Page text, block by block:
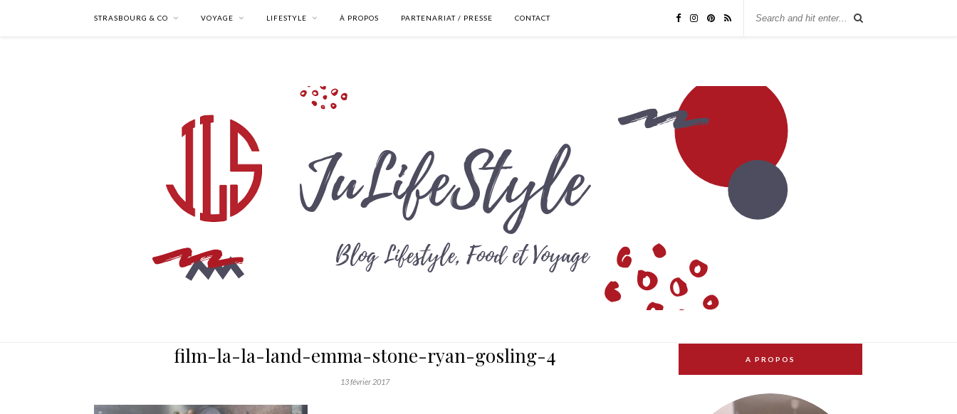
STRASBOURG & CO VOYAGE LIFESTYLE À PROPOS PARTENARIAT / PRESSE CONTACT
film-la-la-land-emma-stone-ryan-gosling-4
13 février 2017
A PROPOS